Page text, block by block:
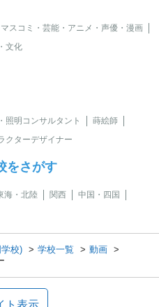
マスコミ・芸能・アニメ・声優・漫画
文化
照明コンサルタント
蒔絵師
クターデザイナー
をさがす
海・北陸 関西
中国・四国
校) 学校一覧
動画
ト表示